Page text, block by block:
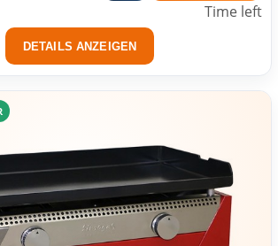
Time left
DETAILS ANZEIGEN